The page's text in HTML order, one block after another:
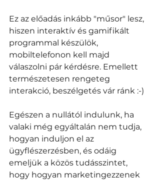
Ez az előadás inkább "műsor" lesz,
hiszen interaktív és gamifikált
programmal készülök,
mobiltelefonon kell majd
válaszolni pár kérdésre. Emellett
természetesen rengeteg
interakció, beszélgetés vár ránk :-)
Egészen a nullától indulunk, ha
valaki még egyáltalán nem tudja,
hogyan induljon el az
ügyflészerzésben, és odáig
emeljük a közös tudásszintet,
hogy hogyan marketingezzenek